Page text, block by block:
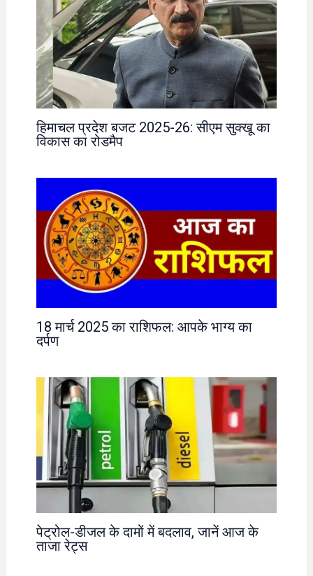
हिमाचल प्रदेश बजट 2025-26: सीएम सुक्खू का
विकास का रोडमैप
18 मार्च 2025 का राशिफल: आपके भाग्य का
दर्पण
पेट्रोल-डीजल के दामों में बदलाव, जानें आज के
ताजा रेट्स